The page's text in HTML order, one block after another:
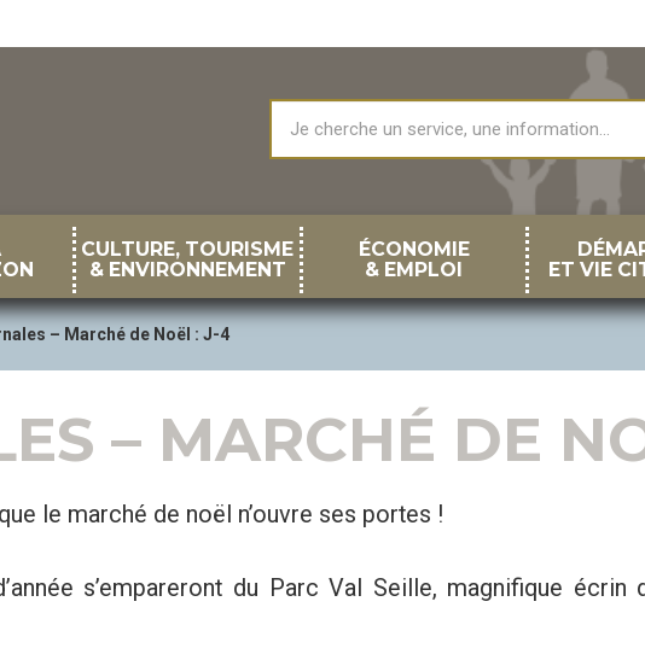
CULTURE, TOURISME
& ENVIRONNEMENT
ÉCONOMIE
& EMPLOI
ET VIE
– Marché de Noël : J-4
– MARCHÉ DE
le marché de noël n’ouvre ses portes !
s’empareront du Parc Val Seille, magnifique écrin